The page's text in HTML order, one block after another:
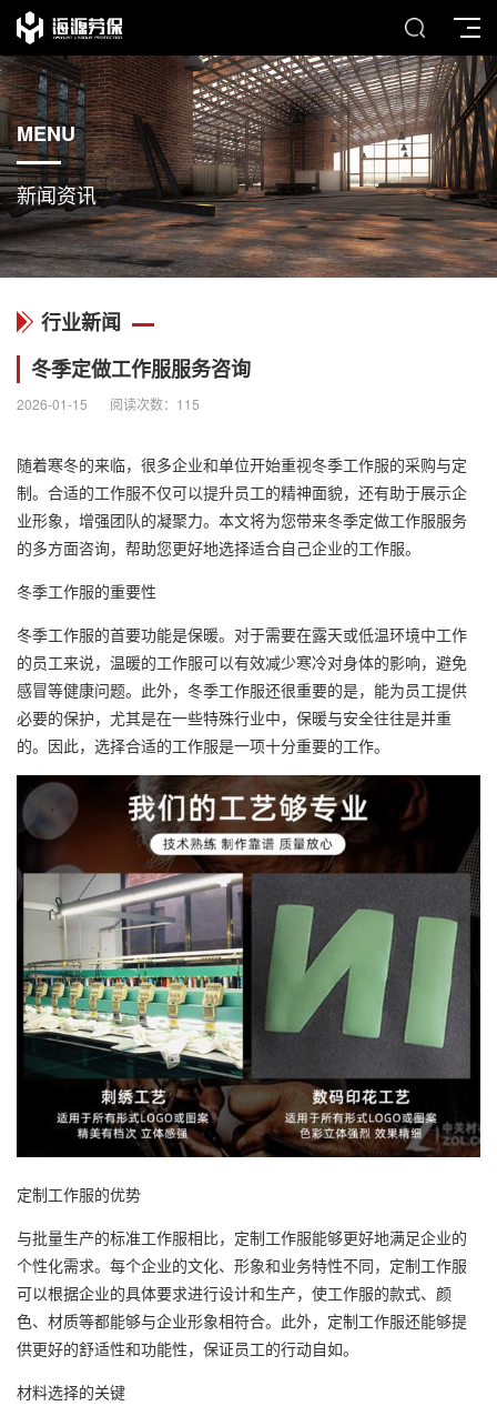
MENU
新闻资讯
行业新闻
冬季定做工作服服务咨询
2026-01-15 阅读次数： 115
随着寒冬的来临，很多企业和单位开始重视冬季工作服的采购与定
制。合适的工作服不仅可以提升员工的精神面貌，还有助于展示企
业形象，增强团队的凝聚力。本文将为您带来冬季定做工作服服务
的多方面咨询，帮助您更好地选择适合自己企业的工作服。
冬季工作服的重要性
冬季工作服的首要功能是保暖。对于需要在露天或低温环境中工作
的员工来说，温暖的工作服可以有效减少寒冷对身体的影响，避免
感冒等健康问题。此外，冬季工作服还很重要的是，能为员工提供
必要的保护，尤其是在一些特殊行业中，保暖与安全往往是并重
的。因此，选择合适的工作服是一项十分重要的工作。
定制工作服的优势
与批量生产的标准工作服相比，定制工作服能够更好地满足企业的
个性化需求。每个企业的文化、形象和业务特性不同，定制工作服
可以根据企业的具体要求进行设计和生产，使工作服的款式、颜
色、材质等都能够与企业形象相符合。此外，定制工作服还能够提
供更好的舒适性和功能性，保证员工的行动自如。
材料选择的关键